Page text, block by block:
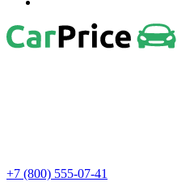
+7 (800) 555-07-41